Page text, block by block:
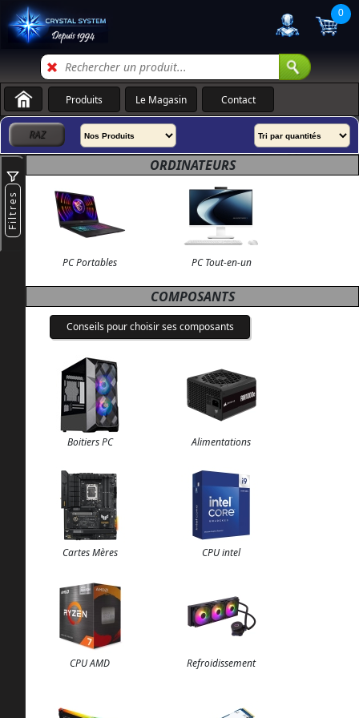
0
Produits Le Magasin Contact
Filtres
ORDINATEURS
PC Portables PC Tout-en-un
COMPOSANTS
Conseils pour choisir ses composants
Boitiers PC Alimentations
Cartes Mères CPU intel
CPU AMD Refroidissement